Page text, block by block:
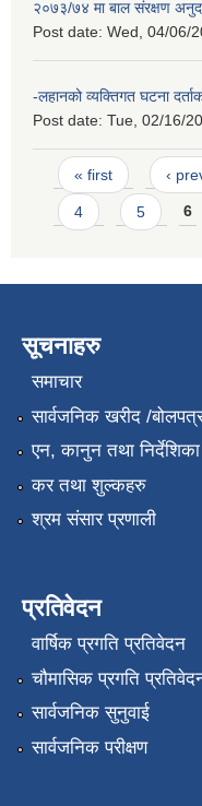
२०७३/७४ मा बाल संरक्षण
Post date: Wed, 04/06/
-लहानको व्यक्तिगत घटना
Post date: Tue, 02/16/
Pages
« first ‹
4 5 6
सूचनाहरु
समाचार
सार्वजनिक खरीद /
एन, कानुन तथा निर्देशिका
कर तथा शुल्कहरु
श्रम संसार प्रणाली
प्रतिवेदन
वार्षिक प्रगति प्रतिवेदन
चौमासिक प्रगति
सार्वजनिक सुनुवाई
सार्वजनिक परीक्षण